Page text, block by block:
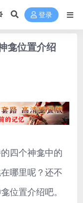
登录
龛位置介绍
四个神龛中的
哪里呢？还不
位置介绍吧。